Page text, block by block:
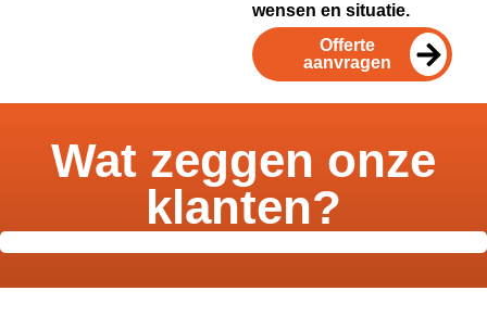
wensen en situatie.
Offerte
aanvragen
Wat zeggen onze
klanten?